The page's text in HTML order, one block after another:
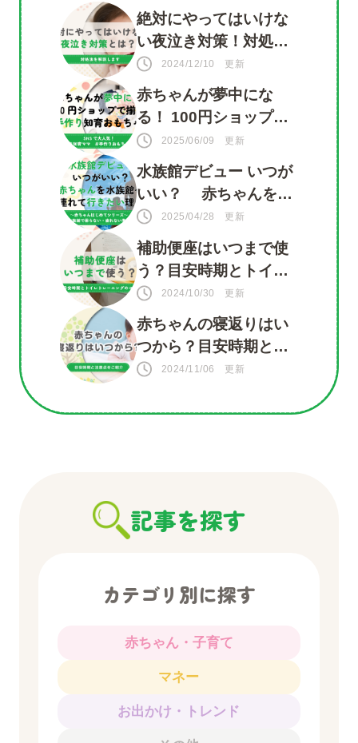
ツイート
シェア
LINE
絶対にやってはいけな
い夜泣き対策！対処法
を知って赤ちゃんもマ
マも安心
2024/12/10 更新
赤ちゃんが夢中にな
る！ 100円ショップで
揃う 手づくり知育おも
ちゃ
2025/06/09 更新
水族館デビュー いつが
いい？ 赤ちゃんを水
族館に連れて行きたい
理由がいっぱい！
2025/04/28 更新
補助便座はいつまで使
う？目安時期とトイレ
トレーニングのコツ
2024/10/30 更新
赤ちゃんの寝返りはい
つから？目安時期と注
意点をご紹介
2024/11/06 更新
記事を探す
カテゴリ別に探す
赤ちゃん・子育て
マネー
お出かけ・トレンド